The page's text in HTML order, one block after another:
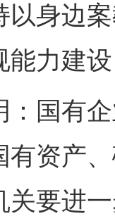
以身边
能力建
有企
有资产
关要进